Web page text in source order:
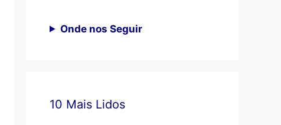
Onde nos Seguir
10 Mais Lidos